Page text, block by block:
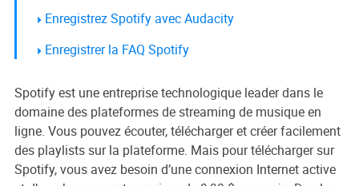
Enregistrez Spotify avec Audacity
Enregistrer la FAQ Spotify
Spotify est une entreprise technologique leader dans le
domaine des plateformes de streaming de musique en
ligne. Vous pouvez écouter, télécharger et créer facilement
des playlists sur la plateforme. Mais pour télécharger sur
Spotify, vous avez besoin d’une connexion Internet active